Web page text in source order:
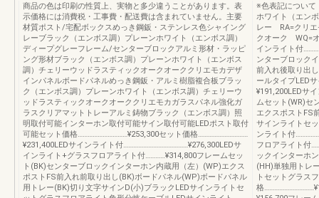
商品の色は印刷の性質上、実物と多少違うことがあります。表
示価格には消費税・工事費・配送費は含まれていません。主要
材質ポスト/宅配ボックスめっき鋼鈑・ステンレス色シャイング
レーブラック（エンボス調）プレーンホワイト（エンボス調）
ディープグレーフレーム/センターブロックアルミ形材・ラッピ
ング形材ブラック（エンボス調）プレーンホワイト（エンボス
調）チェリーウッドラスティックオークオーククリエモカデザ
インパネルボードパネルめっき鋼鈑・アルミ樹脂複合板ブラッ
ク（エンボス調）プレーンホワイト（エンボス調）チェリーウ
ッドラスティックオークオーククリエモカガラスパネル強化ガ
ラスクリアマットトレーアルミ鋳物ブラック（エンボス調）照
明取付可能インターホン取付可能サイン取付可能LEDポスト取付
可能セット価格…………………………¥253,300セット価格…………………………
¥231,400LEDサインライト付…………………………………¥276,300LEDサ
インライト+グラスフロアライト付…………¥314,800フレームセッ
ト(BK)センターブロックインターホン内蔵用（左）(WP)エクス
ポストFS前入れ前取り出し(BK)ボードパネル(WP)ボードパネル
用トレー(BK)切り文字サインD(小)ブラックLEDサインライトセ
※色表記につい
ホワイト（エン
レー RA=クリ
クオーク WQ=
インライト付
ンターブロック
前入れ後取り出
ールタイプLED
¥191,200LEDサ
ムセット(WR)セ
エクスポストFS
サインライトセ
ンライト付
フロアライト付
ックインターホ
(HH)単独用トレ
トセットグラス
格